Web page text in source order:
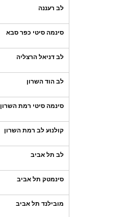
לב רעננה
סינמה סיטי כפר סבא
לב דניאל הרצליה
לב הוד השרון
סינמה סיטי רמת השרון
קולנוע לב רמת השרון
לב תל אביב
סינמטק תל אביב
מובילנד תל אביב